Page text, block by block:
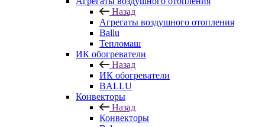
Назад
Агрегаты воздушного отопления
Ballu
Тепломаш
ИК обогреватели
Назад
ИК обогреватели
BALLU
Конвекторы
Назад
Конвекторы